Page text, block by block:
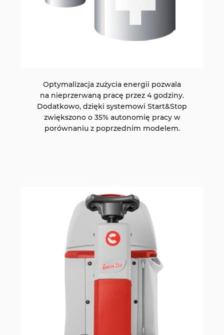
Optymalizacja zużycia energii pozwala
na nieprzerwaną pracę przez 4 godziny.
Dodatkowo, dzięki systemowi Start&Stop
zwiększono o 35% autonomię pracy w
porównaniu z poprzednim modelem.